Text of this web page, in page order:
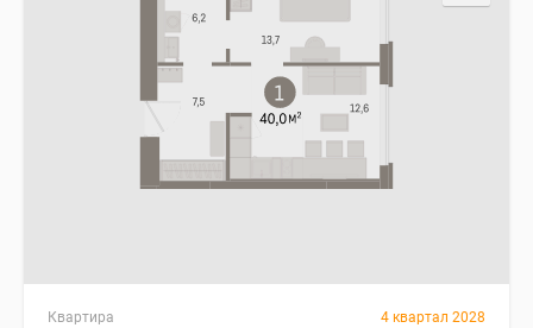
Квартира 4 квартал 2028